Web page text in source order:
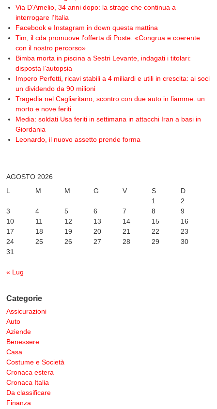
Via D’Amelio, 34 anni dopo: la strage che continua a
interrogare l’Italia
Facebook e Instagram in down questa mattina
Tim, il cda promuove l’offerta di Poste: «Congrua e coerente
con il nostro percorso»
Bimba morta in piscina a Sestri Levante, indagati i titolari:
disposta l’autopsia
Impero Perfetti, ricavi stabili a 4 miliardi e utili in crescita: ai soci
un dividendo da 90 milioni
Tragedia nel Cagliaritano, scontro con due auto in fiamme: un
morto e nove feriti
Media: soldati Usa feriti in settimana in attacchi Iran a basi in
Giordania
Leonardo, il nuovo assetto prende forma
AGOSTO 2026
L
M M G V S
D
1
2
3
4 5 6 7 8
9
10
11 12 13 14 15
16
17
18 19 20 21 22
23
24
25 26 27 28 29
30
31
« Lug
Categorie
Assicurazioni
Auto
Aziende
Benessere
Casa
Costume e Società
Cronaca estera
Cronaca Italia
Da classificare
Finanza